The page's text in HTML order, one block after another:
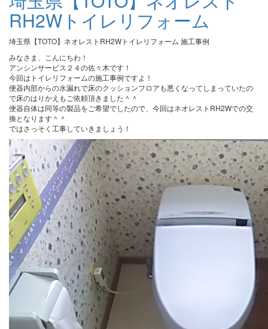
RH2Wトイレリフォーム
埼玉県【TOTO】ネオレストRH2Wトイレリフォーム 施工事例
みなさま、こんにちわ！
アンシンサービス２４の佐々木です！
今回はトイレリフォームの施工事例ですよ！
便器内部からの水漏れで床のクッションフロアも悪くなってしまっていたの
で床のはりかえもご依頼頂きました＾＾
便器自体は同等の製品をご希望でしたので、今回はネオレストRH2Wでの交
換となります＾＾
ではさっそく工事していきましょう！